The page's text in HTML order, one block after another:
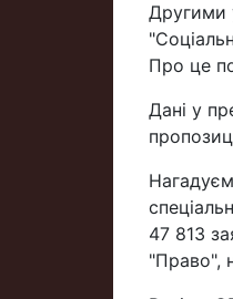
Другими
Про це
Дані у
47 813
"Право",